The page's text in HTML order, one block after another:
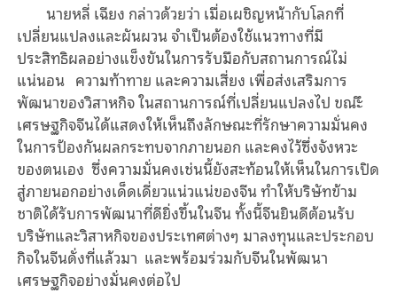
นายหลี่ เฉียง กล่าวด้วยว่า เมื่อเผชิญหน้ากับโลกที่
เปลี่ยนแปลงและผันผวน จำเป็นต้องใช้แนวทางที่มี
ประสิทธิผลอย่างแข็งขันในการรับมือกับสถานการณ์ไม่
แน่นอน ความท้าทาย และความเสี่ยง เพื่อส่งเสริมการ
พัฒนาของวิสาหกิจ ในสถานการณ์ที่เปลี่ยนแปลงไป ขณะึ
เศรษฐกิจจีนได้แสดงให้เห็นถึงลักษณะที่รักษาความมั่นคง
ในการป้องกันผลกระทบจากภายนอก และคงไว้ซึ่งจังหวะ
ของตนเอง ซึ่งความมั่นคงเช่นนี้ยังสะท้อนให้เห็นในการเปิด
สู่ภายนอกอย่างเด็ดเดี่ยวแน่วแน่ของจีน ทำให้บริษัทข้าม
ชาติได้รับการพัฒนาที่ดียิ่งขึ้นในจีน ทั้งนี้จีนยินดีต้อนรับ
บริษัทและวิสาหกิจของประเทศต่างๆ มาลงทุนและประกอบ
กิจในจีนดั่งที่แล้วมา และพร้อมร่วมกับจีนในพัฒนา
เศรษฐกิจอย่างมั่นคงต่อไป